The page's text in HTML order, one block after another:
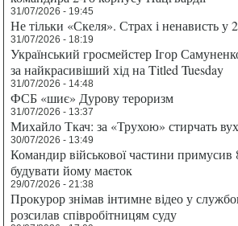
31/07/2026 - 19:45
Не тільки «Скеля». Страх і ненависть
31/07/2026 - 18:19
Український гросмейстер Ігор
за найкрасивіший хід на Titled Tuesday
31/07/2026 - 14:48
ФСБ «шиє» Дурову тероризм
31/07/2026 - 13:37
Михайло Ткач: за «Трухою» стирчать
30/07/2026 - 13:49
Командир військової частини примусив
будувати йому маєток
29/07/2026 - 21:38
Прокурор знімав інтимне відео у
розсилав співробітницям суду